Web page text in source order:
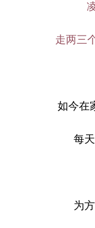
走两三
如今在
每
为